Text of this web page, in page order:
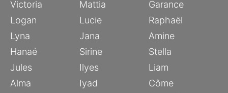
Victoria
Mattia
Garance
Logan
Lucie
Raphaël
Lyna
Jana
Amine
Hanaé
Sirine
Stella
Jules
Ilyes
Liam
Alma
Iyad
Côme